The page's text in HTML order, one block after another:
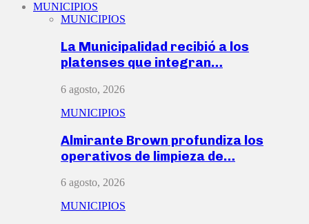
MUNICIPIOS
MUNICIPIOS
La Municipalidad recibió a los
platenses que integran…
6 agosto, 2026
MUNICIPIOS
Almirante Brown profundiza los
operativos de limpieza de…
6 agosto, 2026
MUNICIPIOS